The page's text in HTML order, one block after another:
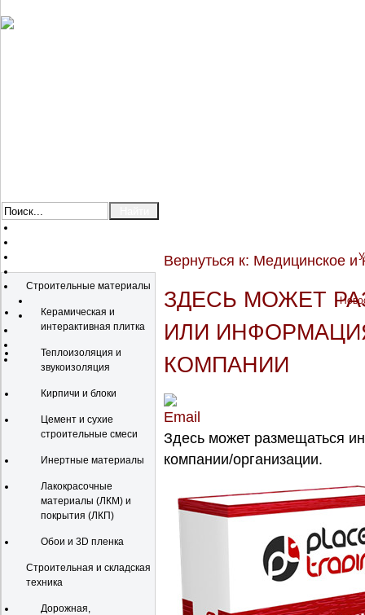
Строительные материалы
Керамическая и
интерактивная плитка
Теплоизоляция и
звукоизоляция
Кирпичи и блоки
Цемент и сухие
строительные смеси
Инертные материалы
Лакокрасочные
материалы (ЛКМ) и
покрытия (ЛКП)
Обои и 3D пленка
Строительная и складская
техника
Дорожная,
Вернуться к: Медицинское и
ЗДЕСЬ МОЖЕТ
ИЛИ
КОМПАНИИ
Здесь может размещаться
компании/организации.